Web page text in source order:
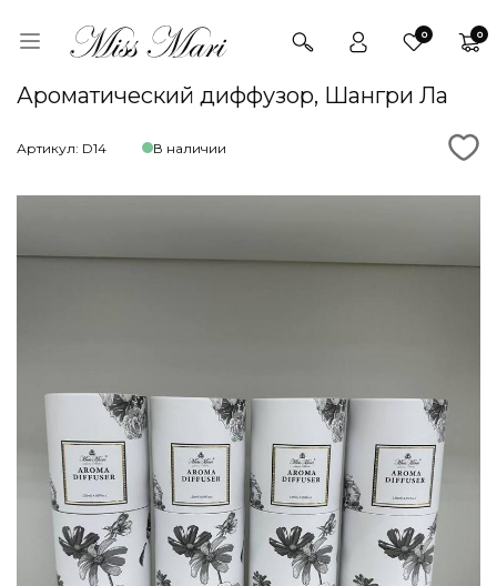
0 0
Ароматический диффузор, Шангри Ла
Артикул: D14 В наличии